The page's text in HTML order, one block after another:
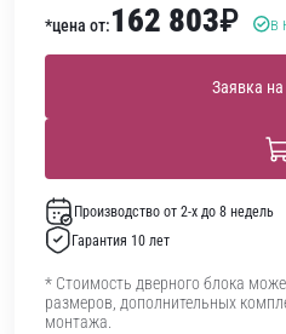
*цена от:162 803₽ в
Заявка
Производство от 2-х до 8 недель
Гарантия 10 лет
* Стоимость дверного блока
размеров, дополнительных
монтажа.